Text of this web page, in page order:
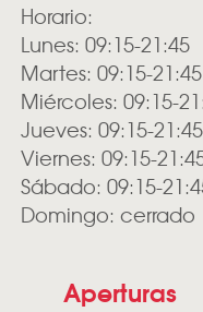
Horario:
Lunes: 09:15-21:45
Martes: 09:15-21:45
Miércoles: 09:15-
Jueves: 09:15-21:45
Viernes: 09:15-
Sábado: 09:15-
Domingo: cerrado
Aperturas